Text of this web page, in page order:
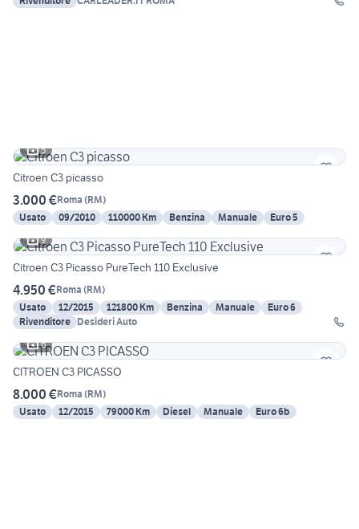
5
Citroen C3 picasso
3.000 €Roma (RM)
Usato
09/2010 110000 Km Benzina Manuale
Euro 5
9
Citroen C3 Picasso PureTech 110 Exclusive
4.950 €Roma (RM)
Usato
12/2015 121800 Km Benzina Manuale
Euro 6
Rivenditore Desideri Auto
6
CITROEN C3 PICASSO
8.000 €Roma (RM)
Usato
12/2015 79000 Km Diesel Manuale Euro 6b